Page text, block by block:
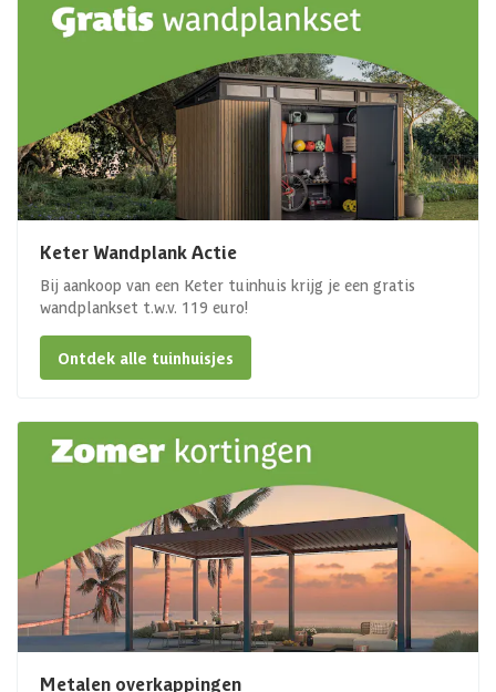
Keter Wandplank Actie
Bij aankoop van een Keter tuinhuis krijg je een gratis
wandplankset t.w.v. 119 euro!
Ontdek alle tuinhuisjes
Metalen overkappingen